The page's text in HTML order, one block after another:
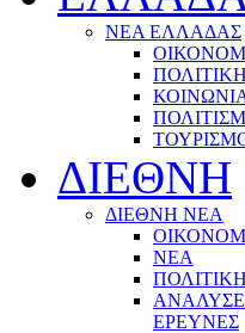
ΝΕΑ ΕΛΛΑΔΑΣ
ΠΟΛΙΤΙΚΗ
ΔΙΕΘΝΗ
ΔΙΕΘΝΗ ΝΕΑ
ΝΕΑ
ΠΟΛΙΤΙΚΗ
ΕΡΕΥΝΕΣ